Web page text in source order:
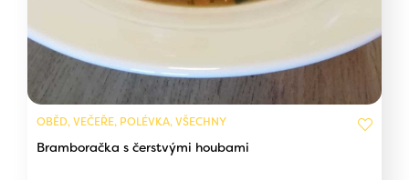
OBĚD, VEČEŘE, POLÉVKA, VŠECHNY
Bramboračka s čerstvými houbami